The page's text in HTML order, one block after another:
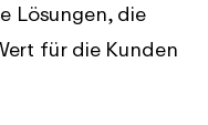
Lösungen, die
für die Kunden